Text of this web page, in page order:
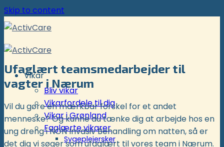
Skip to content
Vikar
Bliv vikar
Vikarfordele til dig
Vikar i Grønland
Faglærte vikarer
Sygeplejersker
Ufaglært teamsmedarbejder til
vagter i Nærum
Vil du gøre en mærkbar forskel for et andet
menneske? Og kunne du tænke dig at arbejde hos en
ung dreng i NON Invasiv Behandling om natten, så er
det dig vi søger som ufaglært til vores team i Nærum.